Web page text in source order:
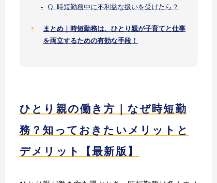
Q: 時短勤務中に不利益な扱いを受けたら？
まとめ｜時短勤務は、ひとり親が子育てと仕事
を両立するための有効な手段！
ひとり親の働き方｜なぜ時短勤
務？知っておきたいメリットと
デメリット【最新版】